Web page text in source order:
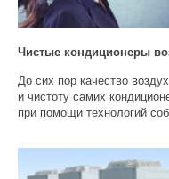
Чистые кондиционеры
До сих пор качество
и чистоту самих
при помощи технологий